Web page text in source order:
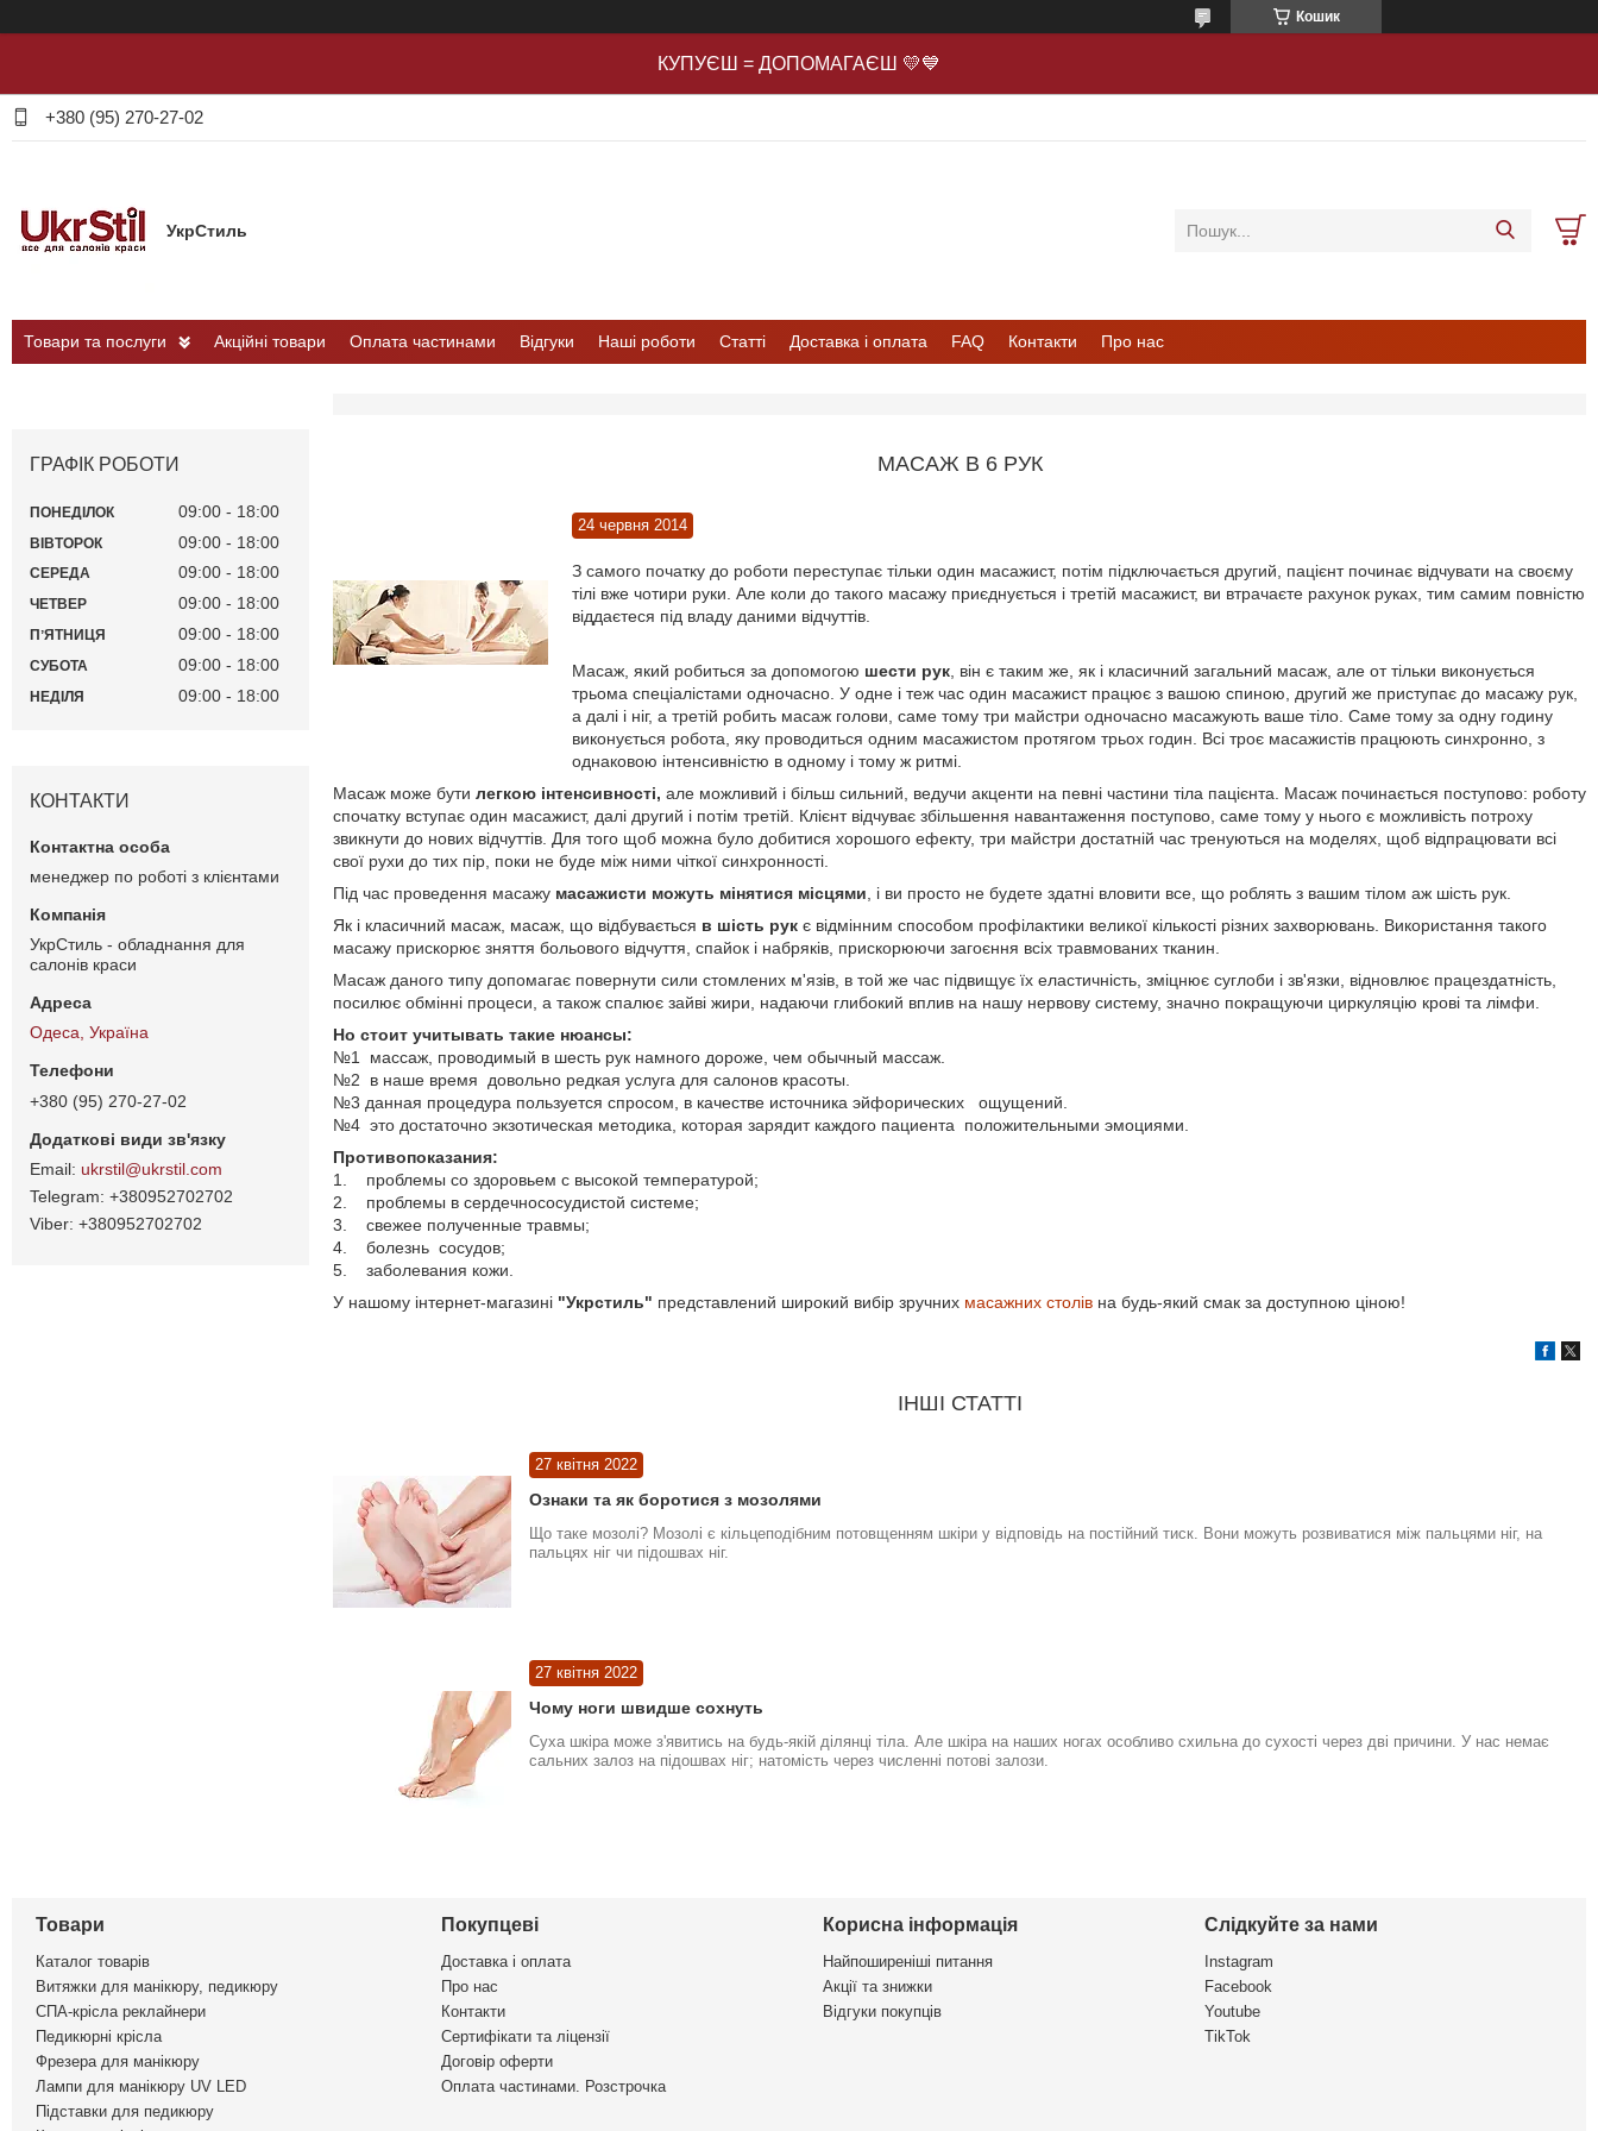
Кошик
КУПУЄШ = ДОПОМАГАЄШ 💛💙
+380 (95) 270-27-02
УкрСтиль
Товари та послуги Акційні товари Оплата частинами Відгуки Наші роботи Статті Доставка і оплата FAQ Контакти Про нас
МАСАЖ В 6 РУК
24 червня 2014
З самого початку до роботи переступає тільки один масажист, потім підключається другий, пацієнт починає відчувати на своєму
тілі вже чотири руки. Але коли до такого масажу приєднується і третій масажист, ви втрачаєте рахунок руках, тим самим повністю
віддаєтеся під владу даними відчуттів.
Масаж, який робиться за допомогою шести рук , він є таким же, як і класичний загальний масаж, але от тільки виконується
трьома спеціалістами одночасно. У одне і теж час один масажист працює з вашою спиною, другий же приступає до масажу рук,
а далі і ніг, а третій робить масаж голови, саме тому три майстри одночасно масажують ваше тіло. Саме тому за одну годину
виконується робота, яку проводиться одним масажистом протягом трьох годин. Всі троє масажистів працюють синхронно, з
однаковою інтенсивністю в одному і тому ж ритмі.
Масаж може бути легкою інтенсивності, але можливий і більш сильний, ведучи акценти на певні частини тіла пацієнта. Масаж починається поступово: роботу
спочатку вступає один масажист, далі другий і потім третій. Клієнт відчуває збільшення навантаження поступово, саме тому у нього є можливість потроху
звикнути до нових відчуттів. Для того щоб можна було добитися хорошого ефекту, три майстри достатній час тренуються на моделях, щоб відпрацювати всі
свої рухи до тих пір, поки не буде між ними чіткої синхронності.
Під час проведення масажу масажисти можуть мінятися місцями , і ви просто не будете здатні вловити все, що роблять з вашим тілом аж шість рук.
Як і класичний масаж, масаж, що відбувається в шість рук є відмінним способом профілактики великої кількості різних захворювань. Використання такого
масажу прискорює зняття больового відчуття, спайок і набряків, прискорюючи загоєння всіх травмованих тканин.
Масаж даного типу допомагає повернути сили стомлених м'язів, в той же час підвищує їх еластичність, зміцнює суглоби і зв'язки, відновлює працездатність,
посилює обмінні процеси, а також спалює зайві жири, надаючи глибокий вплив на нашу нервову систему, значно покращуючи циркуляцію крові та лімфи.
Но стоит учитывать такие нюансы:
№1 массаж, проводимый в шесть рук намного дороже, чем обычный массаж.
№2 в наше время довольно редкая услуга для салонов красоты.
№3 данная процедура пользуется спросом, в качестве источника эйфорических ощущений.
№4 это достаточно экзотическая методика, которая зарядит каждого пациента положительными эмоциями.
Противопоказания:
1. проблемы со здоровьем с высокой температурой;
2. проблемы в сердечнососудистой системе;
3. свежее полученные травмы;
4. болезнь сосудов;
5. заболевания кожи.
У нашому інтернет-магазині "Укрстиль" представлений широкий вибір зручних масажних столів на будь-який смак за доступною ціною!
ІНШІ СТАТТІ
27 квітня 2022
Ознаки та як боротися з мозолями
Що таке мозолі? Мозолі є кільцеподібним потовщенням шкіри у відповідь на постійний тиск. Вони можуть розвиватися між пальцями ніг, на
пальцях ніг чи підошвах ніг.
27 квітня 2022
Чому ноги швидше сохнуть
Суха шкіра може з'явитись на будь-якій ділянці тіла. Але шкіра на наших ногах особливо схильна до сухості через дві причини. У нас немає
сальних залоз на підошвах ніг; натомість через численні потові залози.
ГРАФІК РОБОТИ
ПОНЕДІЛОК 09:00 18:00
ВІВТОРОК 09:00 18:00
СЕРЕДА 09:00 18:00
ЧЕТВЕР 09:00 18:00
ПʼЯТНИЦЯ 09:00 18:00
СУБОТА 09:00 18:00
НЕДІЛЯ 09:00 18:00
КОНТАКТИ
менеджер по роботі з клієнтами
УкрСтиль - обладнання для
салонів краси
Одеса, Україна
+380 (95) 270-27-02
ukrstil@ukrstil.com
+380952702702
+380952702702
Товари
Каталог товарів
Витяжки для манікюру, педикюру
СПА-крісла реклайнери
Педикюрні крісла
Фрезера для манікюру
Лампи для манікюру UV LED
Підставки для педикюру
Покупцеві
Доставка і оплата
Про нас
Контакти
Сертифікати та ліцензії
Договір оферти
Оплата частинами. Розстрочка
Корисна інформація
Найпоширеніші питання
Акції та знижки
Відгуки покупців
Слідкуйте за нами
Instagram
Facebook
Youtube
TikTok